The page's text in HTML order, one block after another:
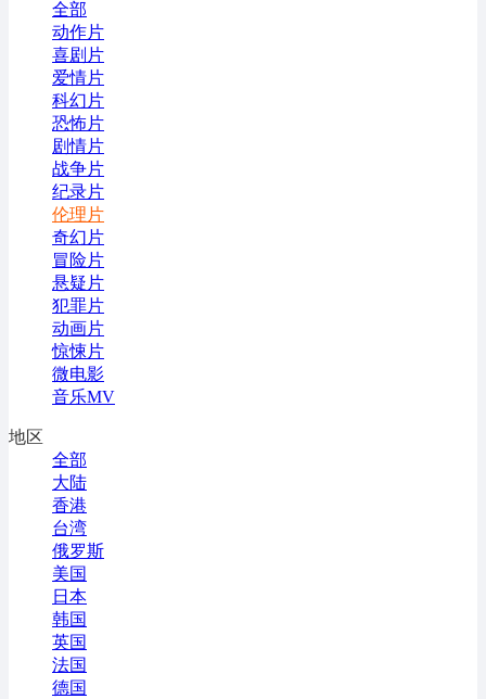
全部
动作片
喜剧片
爱情片
科幻片
恐怖片
剧情片
战争片
纪录片
伦理片
奇幻片
冒险片
悬疑片
犯罪片
动画片
惊悚片
微电影
音乐MV
地区
全部
大陆
香港
台湾
俄罗斯
美国
日本
韩国
英国
法国
德国